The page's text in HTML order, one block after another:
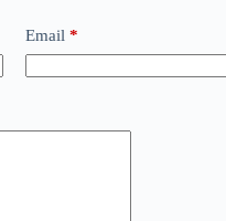
Email *